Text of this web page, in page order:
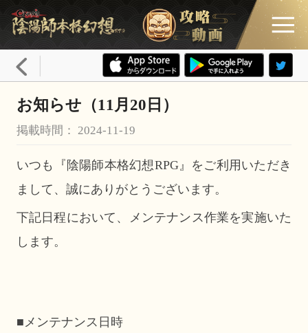
お知らせ（11月20日）
掲載時間： 2024-11-19
いつも『陰陽師本格幻想RPG』をご利用いただき
まして、誠にありがとうございます。
下記日程において、メンテナンス作業を実施いた
します。
■メンテナンス日時